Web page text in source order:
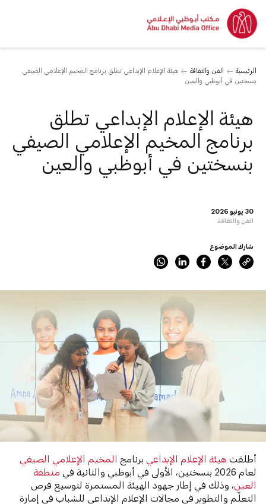
الرئيسية الفن والثقافة
هيئة الإعلام الإبداعي تطلق برنامج المخيم الإعلامي الصيفي
بنسختين في أبوظبي والعين
30 يونيو 2026
الفن والثقافة
هيئة الإعلام الإبداعي تطلق
برنامج المخيم الإعلامي الصيفي
بنسختين في أبوظبي والعين
شارك الموضوع
أطلقتهيئة الإعلام الإبداعي برنامج المخيم الإعلامي الصيفي
لعام 2026 بنسختين، الأولى في أبوظبي والثانية في
منطقة
العين، وذلك في إطار جهود الهيئة المستمرة لتوسيع فرص
التعلّم والتطوير في مجالات الإعلام الإبداعي للشباب في إمارة